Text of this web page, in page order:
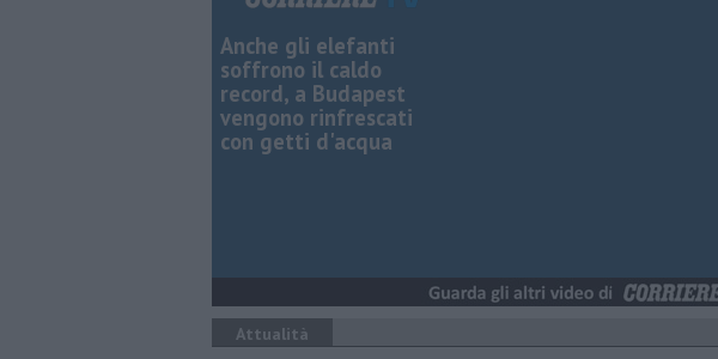
Anche gli elefanti
soffrono il caldo
record, a Budapest
vengono rinfrescati
con getti d'acqua
Attualità